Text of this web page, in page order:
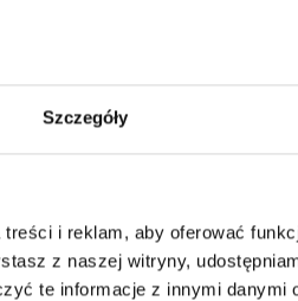
Szczegóły
i reklam, aby oferować
z naszej witryny,
te informacje z innymi danymi